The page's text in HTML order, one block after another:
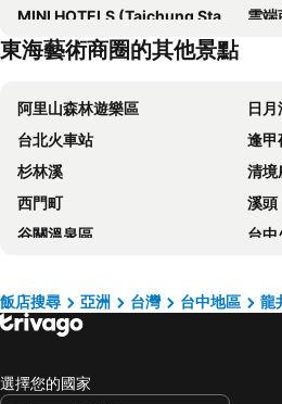
MINI HOTELS (Taichung Station Branch)
雲端
Shunxi Time Hotel (Hongshan Lake Gufu Street)
台中林酒店
奇異果快捷旅店
薆悅
Howard Prince Hotel Taichung
三好行旅
Hotel
清新溫泉飯店
永豐
Raise Hotel Taichung
豐邑
薆悅酒店五權館
頭等艙飯店 - 綠園道館
東海藝術商圈的其他景點
阿里山森林遊樂區
日月
台北火車站
逢甲
杉林溪
清境
西門町
溪頭
谷關溫泉區
台中
關子嶺溫泉
台中
六福村主題遊樂園
知本溫泉
飯店搜尋 亞洲 台灣 台中地區 龍
選擇您的國家